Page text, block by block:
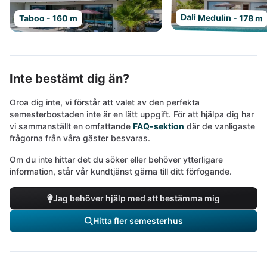
Taboo - 160 m Dali Medulin - 178 m
Inte bestämt dig än?
Oroa dig inte, vi förstår att valet av den perfekta
semesterbostaden inte är en lätt uppgift. För att hjälpa dig har
vi sammanställt en omfattande FAQ-sektion där de vanligaste
frågorna från våra gäster besvaras.
Om du inte hittar det du söker eller behöver ytterligare
information, står vår kundtjänst gärna till ditt förfogande.
Jag behöver hjälp med att bestämma mig
Hitta fler semesterhus